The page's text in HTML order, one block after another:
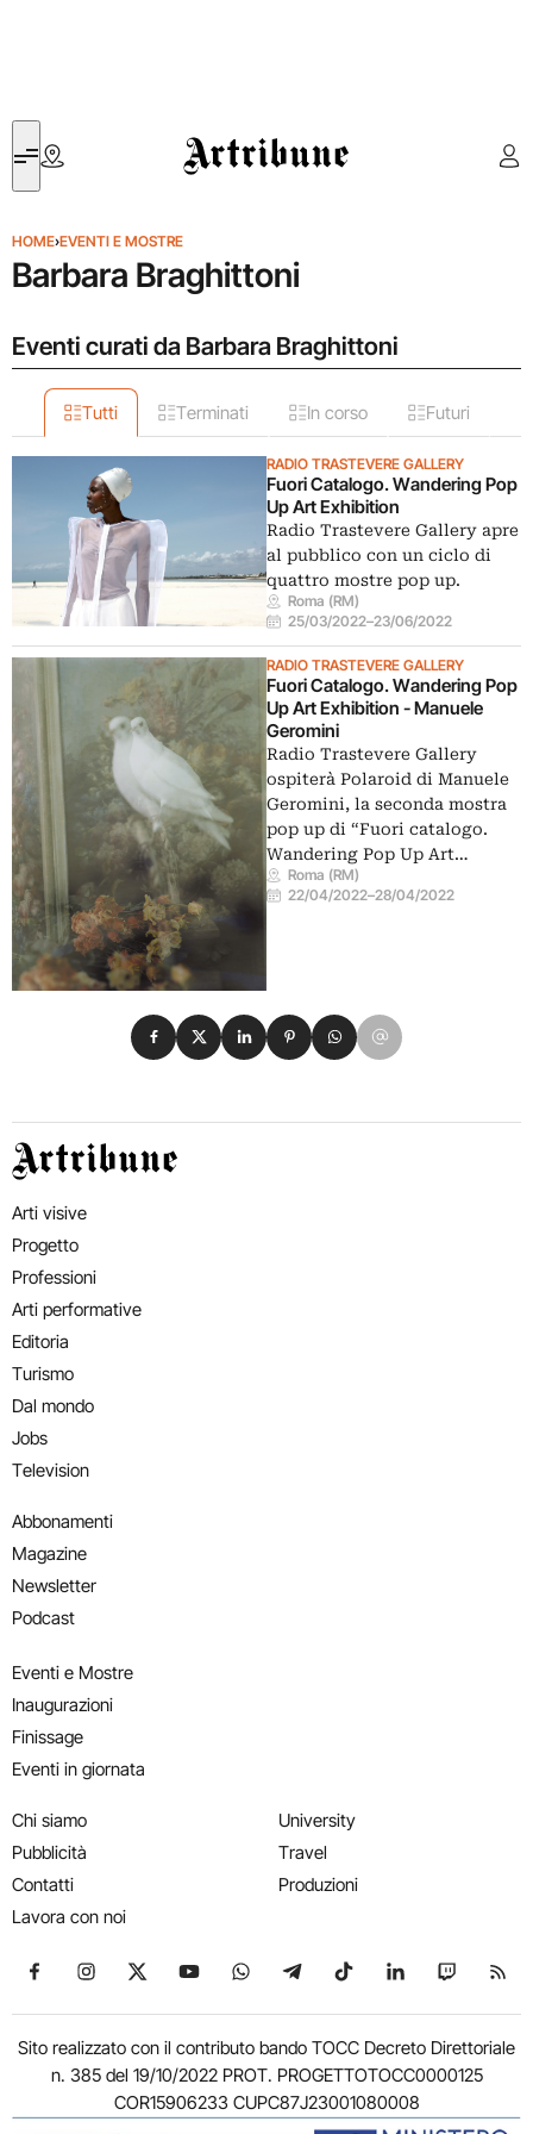
Artribune
HOME›EVENTI E MOSTRE
Barbara Braghittoni
Eventi curati da Barbara Braghittoni
Tutti Terminati In corso Futuri
RADIO TRASTEVERE GALLERY
Fuori Catalogo. Wandering Pop
Up Art Exhibition
Radio Trastevere Gallery apre
al pubblico con un ciclo di
quattro mostre pop up.
Roma (RM)
25/03/2022–23/06/2022
RADIO TRASTEVERE GALLERY
Fuori Catalogo. Wandering Pop
Up Art Exhibition - Manuele
Geromini
Radio Trastevere Gallery
ospiterà Polaroid di Manuele
Geromini, la seconda mostra
pop up di “Fuori catalogo.
Wandering Pop Up Art…
Roma (RM)
22/04/2022–28/04/2022
Condividi su Facebook
Condividi su X
Condividi su LinkedIn
Condividi su Pinterest
Condividi su WhatsApp
Condividi su Email
Artribune
Arti visive
Progetto
Professioni
Arti performative
Editoria
Turismo
Dal mondo
Jobs
Television
Abbonamenti
Magazine
Newsletter
Podcast
Eventi e Mostre
Inaugurazioni
Finissage
Eventi in giornata
Chi siamo
Pubblicità
Contatti
Lavora con noi
University
Travel
Produzioni
Seguici su Facebook
Seguici su Instagram
Seguici su X
Seguici su YouTube
Seguici su WhatsApp
Seguici su Telegram
Seguici su TikTok
Seguici su
Seguici
Sito realizzato con il contributo bando TOCC Decreto Direttoriale
n. 385 del 19/10/2022 PROT. PROGETTOTOCC0000125
COR15906233 CUPC87J23001080008